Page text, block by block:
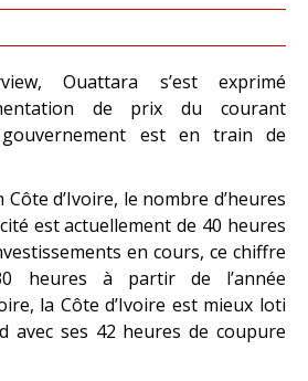
Ouattara s’est exprimé
de prix du courant
est en train de
Côte d’Ivoire, le nombre d’heures
est actuellement de 40 heures
en cours, ce chiffre
heures à partir de l’année
la Côte d’Ivoire est mieux loti
avec ses 42 heures de coupure